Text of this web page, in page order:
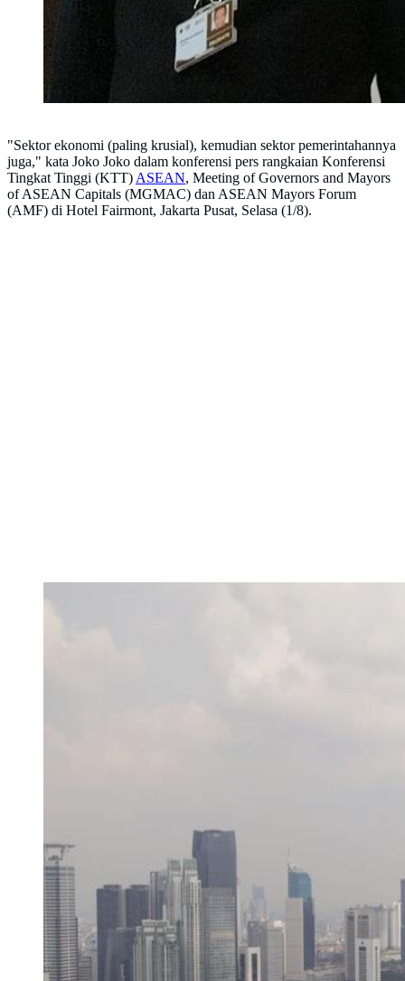
"Sektor ekonomi (paling krusial), kemudian sektor pemerintahannya
juga," kata Joko Joko dalam konferensi pers rangkaian Konferensi
Tingkat Tinggi (KTT) ASEAN, Meeting of Governors and Mayors
of ASEAN Capitals (MGMAC) dan ASEAN Mayors Forum
(AMF) di Hotel Fairmont, Jakarta Pusat, Selasa (1/8).